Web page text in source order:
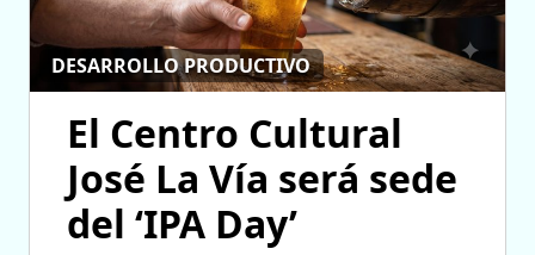
DESARROLLO PRODUCTIVO
El Centro Cultural
José La Vía será sede
del ‘IPA Day’